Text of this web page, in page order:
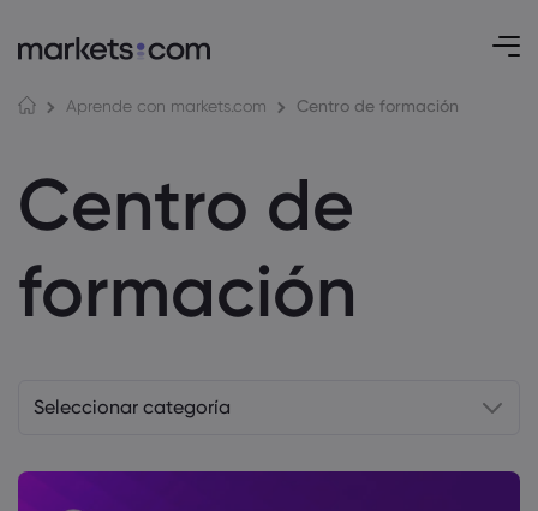
Aprende con markets.com Centro de formación
Centro de
formación
Seleccionar categoría